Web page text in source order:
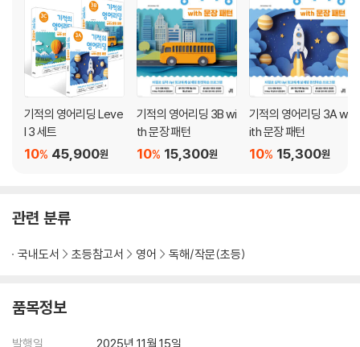
기적의 영어리딩 Leve
l 3 세트
45,900원
10%
기적의 영어리딩 3B wi
th 문장 패턴
15,300원
10%
기적의 영어리딩 3A w
ith 문장 패턴
15,300원
10%
관련 분류
국내도서 초등참고서 영어 독해/작문(초등)
품목정보
발행일 2025년 11월 15일